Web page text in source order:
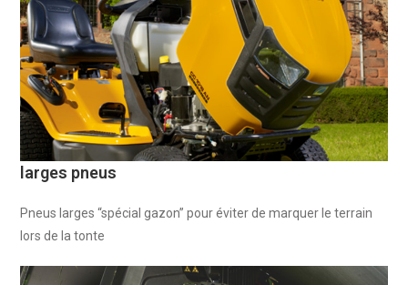
larges pneus
Pneus larges “spécial gazon” pour éviter de marquer le terrain
lors de la tonte